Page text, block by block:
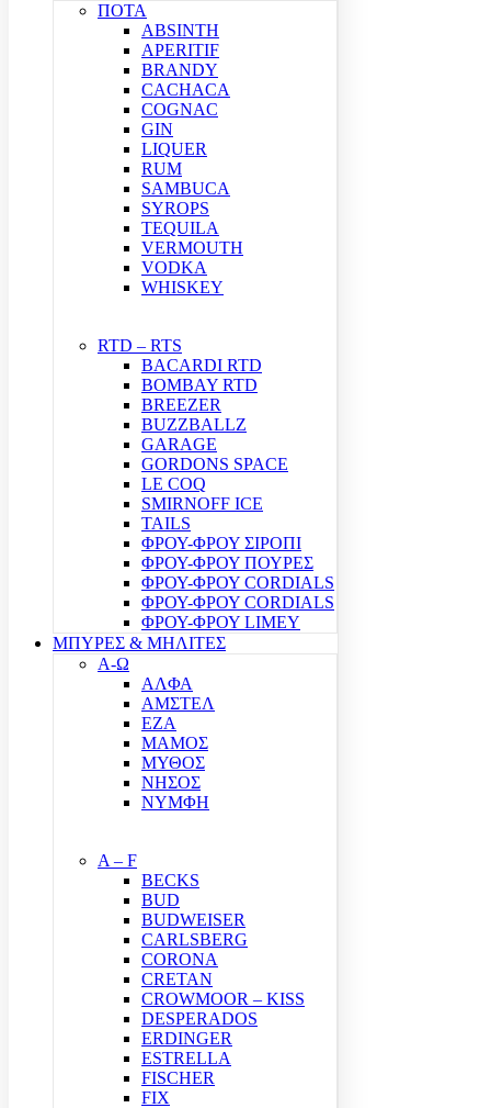
ΠΟΤΑ
ABSINTH
APERITIF
BRANDY
CACHACA
COGNAC
GIN
LIQUER
RUM
SAMBUCA
SYROPS
TEQUILA
VERMOUTH
VODKA
WHISKEY
RTD – RTS
BACARDI RTD
BOMBAY RTD
BREEZER
BUZZBALLZ
GARAGE
GORDONS SPACE
LE COQ
SMIRNOFF ICE
TAILS
ΦΡΟΥ-ΦΡΟΥ ΣΙΡΟΠΙ
ΦΡΟΥ-ΦΡΟΥ ΠΟΥΡΕΣ
ΦΡΟΥ-ΦΡΟΥ CORDIALS
ΦΡΟΥ-ΦΡΟΥ CORDIALS
ΦΡΟΥ-ΦΡΟΥ LIMEY
ΜΠΥΡΕΣ & ΜΗΛΙΤΕΣ
Α-Ω
ΑΛΦΑ
ΑΜΣΤΕΛ
ΕΖΑ
ΜΑΜΟΣ
ΜΥΘΟΣ
ΝΗΣΟΣ
ΝΥΜΦΗ
A – F
BECKS
BUD
BUDWEISER
CARLSBERG
CORONA
CRETAN
CROWMOOR – KISS
DESPERADOS
ERDINGER
ESTRELLA
FISCHER
FIX